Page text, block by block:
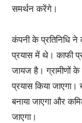
समर्थन करेंगे।
कंपनी के प्रतिनिधि ने
प्रयास में थे। काफी
जायज है। ग्रामीणों के
प्रयास किया
बनाया जाएगा और
जाएगा।